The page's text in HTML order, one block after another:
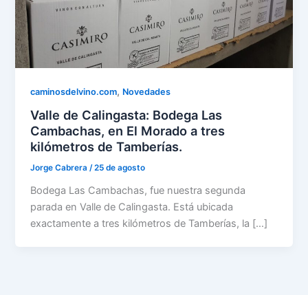
caminosdelvino.com, Novedades
Valle de Calingasta: Bodega Las
Cambachas, en El Morado a tres
kilómetros de Tamberías.
Jorge Cabrera/25 de agosto
Bodega Las Cambachas, fue nuestra segunda
parada en Valle de Calingasta. Está ubicada
exactamente a tres kilómetros de Tamberías, la […]